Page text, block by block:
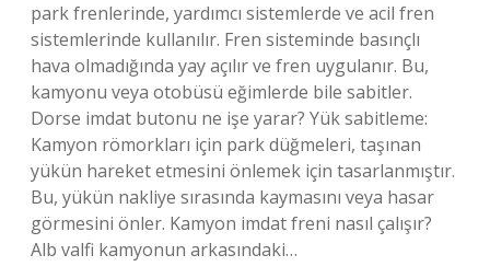
park frenlerinde, yardımcı sistemlerde ve acil fren
sistemlerinde kullanılır. Fren sisteminde basınçlı
hava olmadığında yay açılır ve fren uygulanır. Bu,
kamyonu veya otobüsü eğimlerde bile sabitler.
Dorse imdat butonu ne işe yarar? Yük sabitleme:
Kamyon römorkları için park düğmeleri, taşınan
yükün hareket etmesini önlemek için tasarlanmıştır.
Bu, yükün nakliye sırasında kaymasını veya hasar
görmesini önler. Kamyon imdat freni nasıl çalışır?
Alb valfi kamyonun arkasındaki…